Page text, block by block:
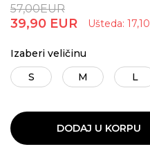
57,00EUR
39,90 EUR Ušteda: 17,10
Izaberi veličinu
S
M L
DODAJ U KORPU